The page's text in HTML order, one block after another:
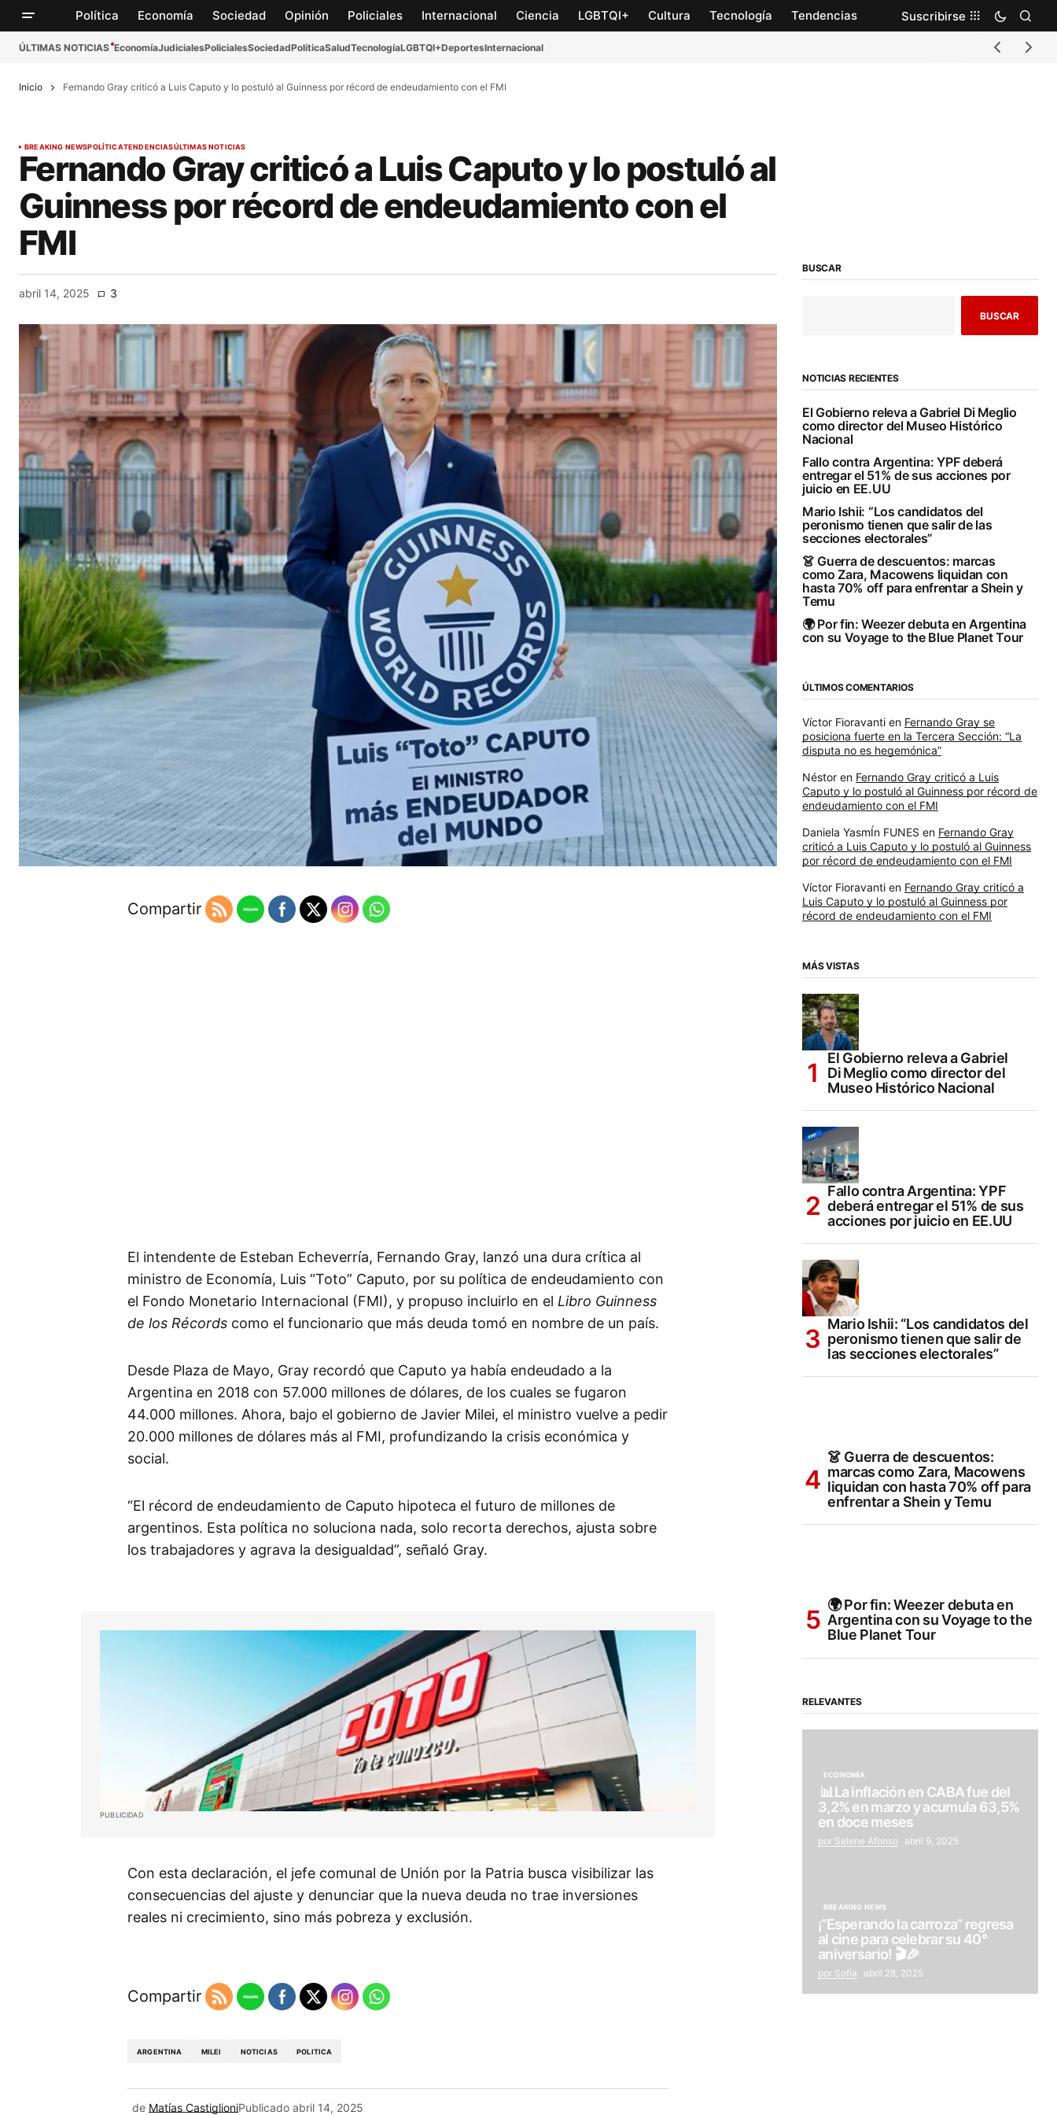
Política Economía Sociedad Opinión Policiales Internacional Ciencia LGBTQI+ Cultura Tecnología Tendencias Suscribirse
ÚLTIMAS NOTICIAS EconomíaJudicialesPolicialesSociedadPolíticaSaludTecnologíaLGBTQI+DeportesInternacional
Inicio Fernando Gray criticó a Luis Caputo y lo postuló al Guinness por récord de endeudamiento con el FMI
BREAKING NEWSPOLÍTICATENDENCIASÚLTIMAS NOTICIAS
Fernando Gray criticó a Luis Caputo y lo postuló al
Guinness por récord de endeudamiento con el
FMI
abril 14, 2025 3
Compartir
El intendente de Esteban Echeverría, Fernando Gray, lanzó una dura crítica al
ministro de Economía, Luis “Toto” Caputo, por su política de endeudamiento con
el Fondo Monetario Internacional (FMI), y propuso incluirlo en el Libro Guinness
de los Récords como el funcionario que más deuda tomó en nombre de un país.
Desde Plaza de Mayo, Gray recordó que Caputo ya había endeudado a la
Argentina en 2018 con 57.000 millones de dólares, de los cuales se fugaron
44.000 millones. Ahora, bajo el gobierno de Javier Milei, el ministro vuelve a pedir
20.000 millones de dólares más al FMI, profundizando la crisis económica y
social.
“El récord de endeudamiento de Caputo hipoteca el futuro de millones de
argentinos. Esta política no soluciona nada, solo recorta derechos, ajusta sobre
los trabajadores y agrava la desigualdad”, señaló Gray.
PUBLICIDAD
Con esta declaración, el jefe comunal de Unión por la Patria busca visibilizar las
consecuencias del ajuste y denunciar que la nueva deuda no trae inversiones
reales ni crecimiento, sino más pobreza y exclusión.
Compartir
ARGENTINA MILEI NOTICIAS POLITICA
de Matías CastiglioniPublicado abril 14, 2025
BUSCAR
BUSCAR
NOTICIAS RECIENTES
El Gobierno releva a Gabriel Di Meglio
como director del Museo Histórico
Nacional
Fallo contra Argentina: YPF deberá
entregar el 51% de sus acciones por
juicio en EE.UU
Mario Ishii: “Los candidatos del
peronismo tienen que salir de las
secciones electorales”
👗 Guerra de descuentos: marcas
como Zara, Macowens liquidan con
hasta 70% off para enfrentar a Shein y
Temu
🌍 Por fin: Weezer debuta en Argentina
con su Voyage to the Blue Planet Tour
ÚLTIMOS COMENTARIOS
Víctor Fioravanti en Fernando Gray se
posiciona fuerte en la Tercera Sección: “La
disputa no es hegemónica”
Néstor en Fernando Gray criticó a Luis
Caputo y lo postuló al Guinness por récord de
endeudamiento con el FMI
Daniela YasmÍn FUNES en Fernando Gray
criticó a Luis Caputo y lo postuló al Guinness
por récord de endeudamiento con el FMI
Víctor Fioravanti en Fernando Gray criticó a
Luis Caputo y lo postuló al Guinness por
récord de endeudamiento con el FMI
MÁS VISTAS
El Gobierno releva a Gabriel
Di Meglio como director del
Museo Histórico Nacional
Fallo contra Argentina: YPF
deberá entregar el 51% de sus
acciones por juicio en EE.UU
Mario Ishii: “Los candidatos del
peronismo tienen que salir de
las secciones electorales”
👗 Guerra de descuentos:
marcas como Zara, Macowens
liquidan con hasta 70% off para
enfrentar a Shein y Temu
🌍 Por fin: Weezer debuta en
Argentina con su Voyage to the
Blue Planet Tour
RELEVANTES
ECONOMÍA
📊La inflación en CABA fue del
3,2% en marzo y acumula 63,5%
en doce meses
por Selene Afonso abril 9, 2025
BREAKING NEWS
¡“Esperando la carroza” regresa
al cine para celebrar su 40°
aniversario! 🎬🎉
por Sofía abril 28, 2025